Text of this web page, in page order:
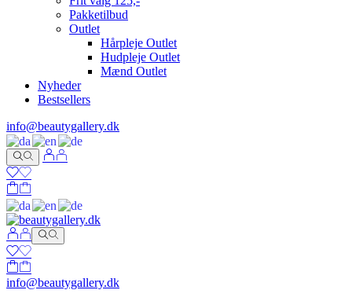
Pakketilbud
Outlet
Hårpleje Outlet
Hudpleje Outlet
Mænd Outlet
Nyheder
Bestsellers
info@beautygallery.dk
info@beautygallery.dk